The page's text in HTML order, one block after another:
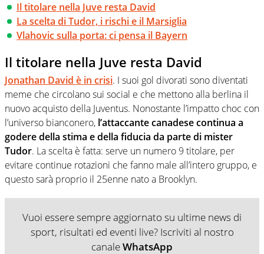
Il titolare nella Juve resta David
La scelta di Tudor, i rischi e il Marsiglia
Vlahovic sulla porta: ci pensa il Bayern
Il titolare nella Juve resta David
Jonathan David è in crisi. I suoi gol divorati sono diventati
meme che circolano sui social e che mettono alla berlina il
nuovo acquisto della Juventus. Nonostante l’impatto choc con
l’universo bianconero, l’attaccante canadese continua a
godere della stima e della fiducia da parte di mister
Tudor. La scelta è fatta: serve un numero 9 titolare, per
evitare continue rotazioni che fanno male all’intero gruppo, e
questo sarà proprio il 25enne nato a Brooklyn.
Vuoi essere sempre aggiornato su ultime news di
sport, risultati ed eventi live? Iscriviti al nostro
canaleWhatsApp